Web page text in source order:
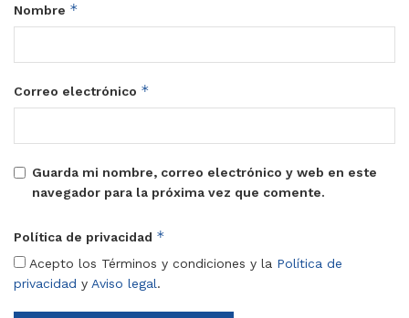
Nombre *
Correo electrónico *
Guarda mi nombre, correo electrónico y web en este
navegador para la próxima vez que comente.
Política de privacidad *
Acepto los Términos y condiciones y la Política de
privacidad y Aviso legal.